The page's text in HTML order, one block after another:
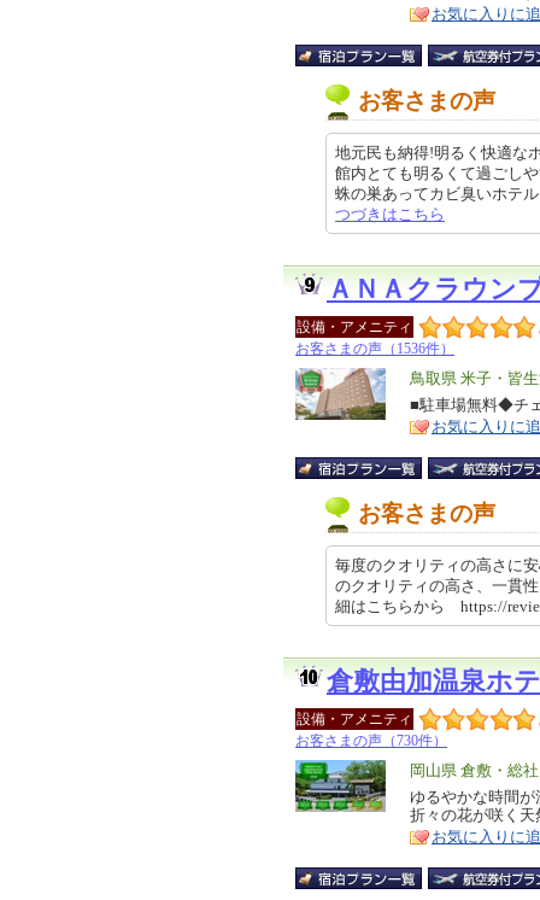
お気に入りに
お客さまの声
地元民も納得!明るく快適な
館内とても明るくて過ごし
蛛の巣あってカビ臭いホテ
つづきはこちら
ＡＮＡクラウン
設備・アメニティ
お客さまの声（1536件）
エ
リ
ア
鳥取県 米子・皆
特
徴
■駐車場無料◆チ
お気に入りに
お客さまの声
毎度のクオリティの高さに
のクオリティの高さ、一貫
細はこちらから https://
倉敷由加温泉ホ
設備・アメニティ
お客さまの声（730件）
エ
リ
ア
岡山県 倉敷・総
特
徴
ゆるやかな時間
折々の花が咲く
お気に入りに